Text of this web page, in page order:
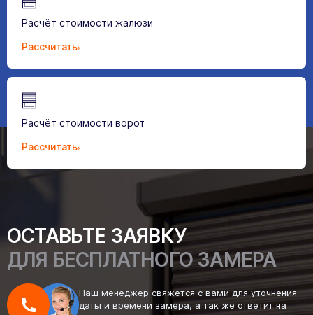
Расчёт стоимости жалюзи
Рассчитать
Расчёт стоимости ворот
Рассчитать
ОСТАВЬТЕ ЗАЯВКУ
ДЛЯ БЕСПЛАТНОГО ЗАМЕРА
Наш менеджер свяжется с вами для уточнения
даты и времени замера, а так же ответит на